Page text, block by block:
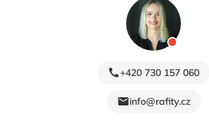
+420 730 157 060
info@rafity.cz